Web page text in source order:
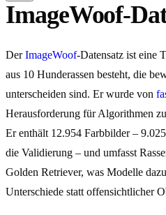
ImageWoof-
DerImageWoof-Datensatz ist eine
aus 10 Hunderassen besteht, die
unterscheiden sind. Er wurde von
Herausforderung für Algorithmen
Er enthält 12.954 Farbbilder –
die Validierung – und umfasst
Golden Retriever, was Modelle
Unterschiede statt offensichtlicher